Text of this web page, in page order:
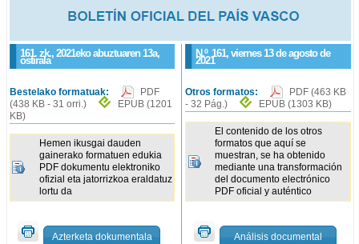
161. zk., 2021eko abuztuaren 13a,
ostirala
N.º 161, viernes 13 de agosto de
2021
Bestelako formatuak:
PDF
(438 KB - 31 orri.)
EPUB (1201
KB)
Hemen ikusgai dauden
gainerako formatuen edukia
PDF dokumentu elektroniko
ofizial eta jatorrizkoa eraldatuz
lortu da
Azterketa dokumentala
Otros formatos: PDF(463 KB
- 32 Pág.)
EPUB(1303 KB)
El contenido de los otros
formatos que aquí se
muestran, se ha obtenido
mediante una transformación
del documento electrónico
PDF oficial y auténtico
Análisis documental